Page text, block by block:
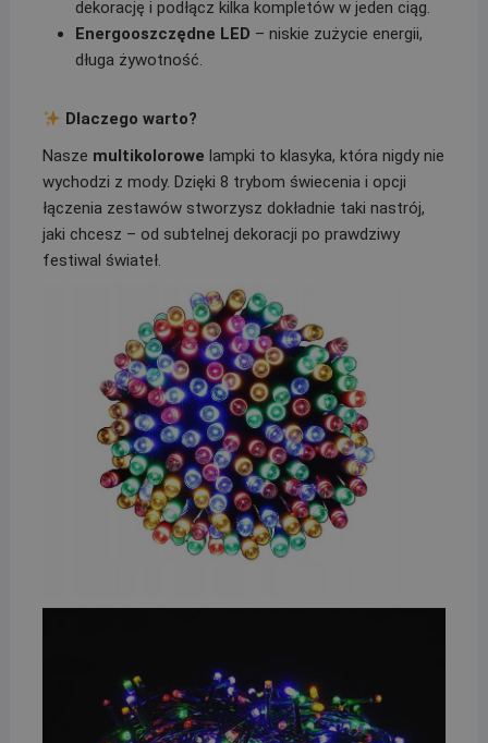
dekorację i podłącz kilka kompletów w jeden ciąg.
Energooszczędne LED – niskie zużycie energii,
długa żywotność.
Dlaczego warto?
Nasze multikolorowe lampki to klasyka, która nigdy nie
wychodzi z mody. Dzięki 8 trybom świecenia i opcji
łączenia zestawów stworzysz dokładnie taki nastrój,
jaki chcesz – od subtelnej dekoracji po prawdziwy
festiwal świateł.